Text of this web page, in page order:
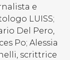
e
LUISS;
Del Pero,
Po; Alessia
scrittrice